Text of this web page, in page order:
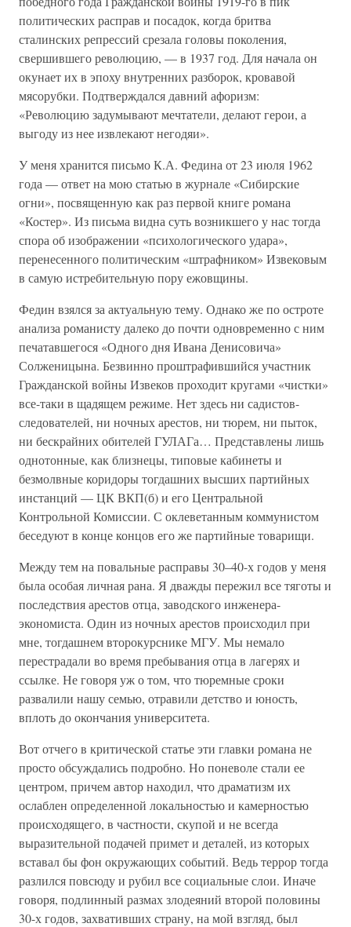
политических расправ и посадок, когда бритва
сталинских репрессий срезала головы поколения,
свершившего революцию, — в 1937 год. Для начала он
окунает их в эпоху внутренних разборок, кровавой
мясорубки. Подтверждался давний афоризм:
«Революцию задумывают мечтатели, делают герои, а
выгоду из нее извлекают негодяи».
У меня хранится письмо К.А. Федина от 23 июля 1962
года — ответ на мою статью в журнале «Сибирские
огни», посвященную как раз первой книге романа
«Костер». Из письма видна суть возникшего у нас тогда
спора об изображении «психологического удара»,
перенесенного политическим «штрафником» Извековым
в самую истребительную пору ежовщины.
Федин взялся за актуальную тему. Однако же по остроте
анализа романисту далеко до почти одновременно с ним
печатавшегося «Одного дня Ивана Денисовича»
Солженицына. Безвинно проштрафившийся участник
Гражданской войны Извеков проходит кругами «чистки»
все-таки в щадящем режиме. Нет здесь ни садистов-
следователей, ни ночных арестов, ни тюрем, ни пыток,
ни бескрайних обителей ГУЛАГа… Представлены лишь
однотонные, как близнецы, типовые кабинеты и
безмолвные коридоры тогдашних высших партийных
инстанций — ЦК ВКП(б) и его Центральной
Контрольной Комиссии. С оклеветанным коммунистом
беседуют в конце концов его же партийные товарищи.
Между тем на повальные расправы 30–40-х годов у меня
была особая личная рана. Я дважды пережил все тяготы и
последствия арестов отца, заводского инженера-
экономиста. Один из ночных арестов происходил при
мне, тогдашнем второкурснике МГУ. Мы немало
перестрадали во время пребывания отца в лагерях и
ссылке. Не говоря уж о том, что тюремные сроки
развалили нашу семью, отравили детство и юность,
вплоть до окончания университета.
Вот отчего в критической статье эти главки романа не
просто обсуждались подробно. Но поневоле стали ее
центром, причем автор находил, что драматизм их
ослаблен определенной локальностью и камерностью
происходящего, в частности, скупой и не всегда
выразительной подачей примет и деталей, из которых
вставал бы фон окружающих событий. Ведь террор тогда
разлился повсюду и рубил все социальные слои. Иначе
говоря, подлинный размах злодеяний второй половины
30-х годов, захвативших страну, на мой взгляд, был